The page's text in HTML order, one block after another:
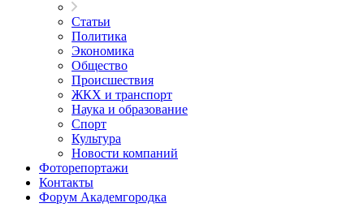
Статьи
Политика
Экономика
Общество
Происшествия
ЖКХ и транспорт
Наука и образование
Спорт
Культура
Новости компаний
Фоторепортажи
Контакты
Форум Академгородка